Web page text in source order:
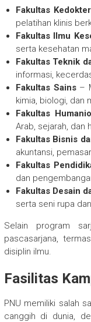
Fakultas
pelatihan klinis
Fakultas Ilmu
serta kesehatan
Fakultas Teknik
informasi,
Fakultas Sains–
kimia, biologi, dan
Fakultas
Arab, sejarah, dan
Fakultas Bisnis
akuntansi,
Fakultas
dan
Fakultas Desain
serta seni rupa
Selain program
pascasarjana,
disiplin ilmu.
Fasilitas
PNU memiliki salah
canggih di dunia,